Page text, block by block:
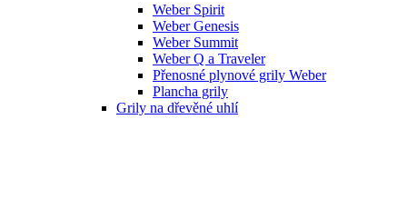
Weber Spirit
Weber Genesis
Weber Summit
Weber Q a Traveler
Přenosné plynové grily Weber
Plancha grily
Grily na dřevěné uhlí